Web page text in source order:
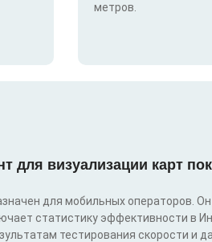
метров.
для визуализации карт
для мобильных операторов.
статистику эффективности в
тестирования скорости и